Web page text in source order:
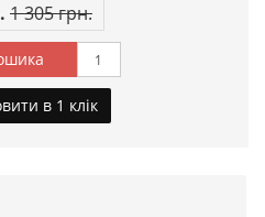
1 305 грн.
в 1 клік